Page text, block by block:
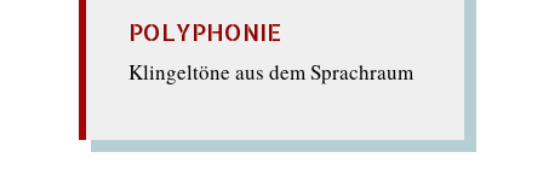
POLYPHONIE
Klingeltöne aus dem Sprachraum